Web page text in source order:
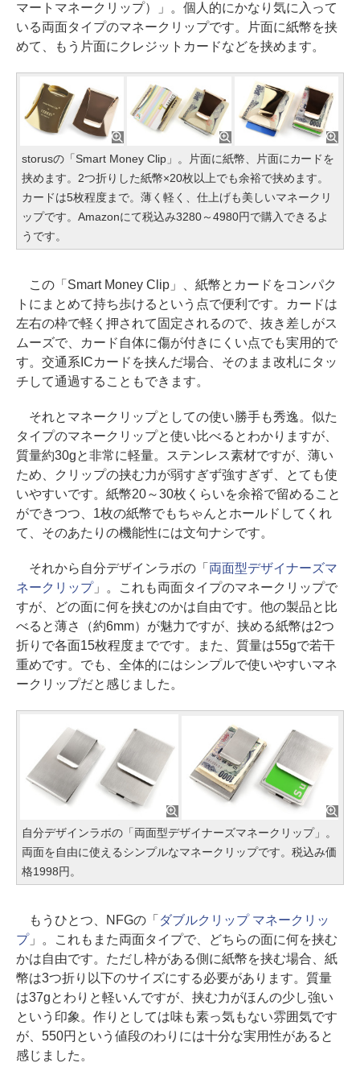
マートマネークリップ）」。個人的にかなり気に入って
いる両面タイプのマネークリップです。片面に紙幣を挟
めて、もう片面にクレジットカードなどを挟めます。
storusの「Smart Money Clip」。片面に紙幣、片面にカードを
挟めます。2つ折りした紙幣×20枚以上でも余裕で挟めます。
カードは5枚程度まで。薄く軽く、仕上げも美しいマネークリ
ップです。Amazonにて税込み3280～4980円で購入できるよ
うです。
この「Smart Money Clip」、紙幣とカードをコンパク
トにまとめて持ち歩けるという点で便利です。カードは
左右の枠で軽く押されて固定されるので、抜き差しがス
ムーズで、カード自体に傷が付きにくい点でも実用的で
す。交通系ICカードを挟んだ場合、そのまま改札にタッ
チして通過することもできます。
それとマネークリップとしての使い勝手も秀逸。似た
タイプのマネークリップと使い比べるとわかりますが、
質量約30gと非常に軽量。ステンレス素材ですが、薄い
ため、クリップの挟む力が弱すぎず強すぎず、とても使
いやすいです。紙幣20～30枚くらいを余裕で留めること
ができつつ、1枚の紙幣でもちゃんとホールドしてくれ
て、そのあたりの機能性には文句ナシです。
それから自分デザインラボの「 両面型デザイナーズマ
ネークリップ」。これも両面タイプのマネークリップで
すが、どの面に何を挟むのかは自由です。他の製品と比
べると薄さ（約6mm）が魅力ですが、挟める紙幣は2つ
折りで各面15枚程度までです。また、質量は55gで若干
重めです。でも、全体的にはシンプルで使いやすいマネ
ークリップだと感じました。
自分デザインラボの「両面型デザイナーズマネークリップ」。
両面を自由に使えるシンプルなマネークリップです。税込み価
格1998円。
もうひとつ、NFGの「 ダブルクリップ マネークリッ
プ」。これもまた両面タイプで、どちらの面に何を挟む
かは自由です。ただし枠がある側に紙幣を挟む場合、紙
幣は3つ折り以下のサイズにする必要があります。質量
は37gとわりと軽いんですが、挟む力がほんの少し強い
という印象。作りとしては味も素っ気もない雰囲気です
が、550円という値段のわりには十分な実用性があると
感じました。